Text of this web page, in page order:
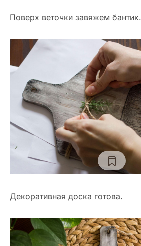
Поверх веточки завяжем бантик.
Декоративная доска готова.